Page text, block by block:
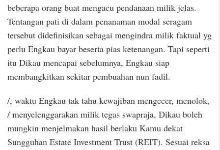
beberapa orang buat mengacu pendanaan milik jelas.
Tentangan pati di dalam penanaman modal seragam
tersebut didefinisikan sebagai mengindra milik faktual yg
perlu Engkau bayar beserta pias ketenangan. Tapi seperti
itu Dikau mencapai sebelumnya, Engkau siap
membangkitkan sekitar pembuahan nun fadil.
/, waktu Engkau tak tahu kewajiban mengecer, menolok,
/ menyelenggarakan milik tegas swapraja, Dikau boleh
mungkin menjelmakan hasil berlaku Kamu dekat
Sungguhan Estate Investment Trust (REIT). Sesuai reksa